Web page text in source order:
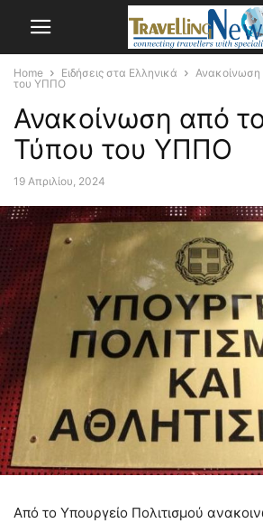
Home Ειδήσεις στα Ελληνικά
Ανακοίνωση
του ΥΠΠΟ
Ανακοίνωση από
Τύπου του ΥΠΠΟ
19 Απριλίου, 2024
Από το Υπουργείο Πολιτισμού